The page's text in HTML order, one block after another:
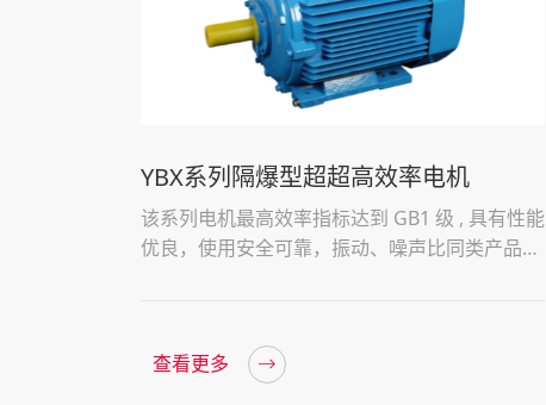
YBX系列隔爆型超超高效率电机
该系列电机最高效率指标达到 GB1 级 , 具有性能
优良，使用安全可靠，振动、噪声比同类产品低
查看更多